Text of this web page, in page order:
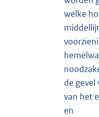
welke
de
van het
en